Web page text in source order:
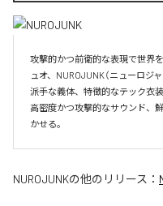
攻撃的かつ前衛的な表現で世界
ュオ、NUROJUNK（ニューロジャ
派手な義体、特徴的なテック衣
高密度かつ攻撃的なサウンド、
かせる。
NUROJUNKの他のリリース：